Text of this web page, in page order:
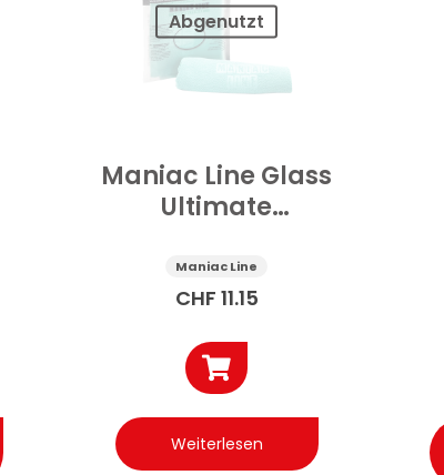
Abgenutzt
Maniac Line Glass
Ultimate
marine 1 Stk
Maniac Line
CHF 11.15
Weiterlesen